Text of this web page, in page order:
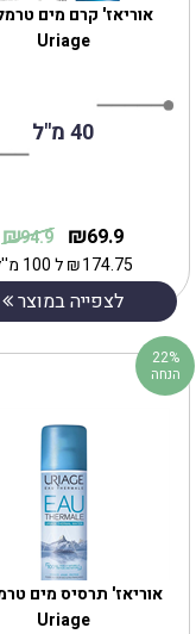
אוריאז' קרם מים
Uriage
40 מ"ל
69.9
₪
94.9
₪
174.75
₪ל 100 מ''ל
לצפייה במוצר
אוריאז' תרסיס מים
Uriage
22%
הנחה